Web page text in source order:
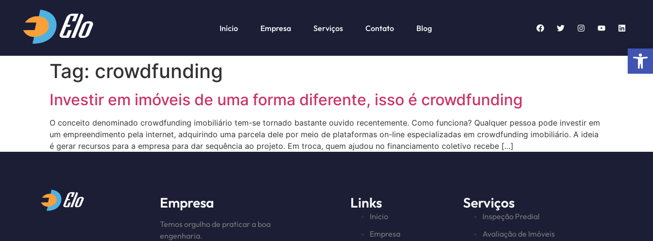
Início Empresa Serviços Contato Blog
Tag: crowdfunding
Investir em imóveis de uma forma diferente, isso é crowdfunding
O conceito denominado crowdfunding imobiliário tem-se tornado bastante ouvido recentemente. Como funciona? Qualquer pessoa pode investir em
um empreendimento pela internet, adquirindo uma parcela dele por meio de plataformas on-line especializadas em crowdfunding imobiliário. A ideia
é gerar recursos para a empresa para dar sequência ao projeto. Em troca, quem ajudou no financiamento coletivo recebe […]
Empresa
Temos orgulho de praticar a boa
engenharia.
Links
Inicio
Empresa
Serviços
Inspeção Predial
Avaliação de Imóveis
Abrir